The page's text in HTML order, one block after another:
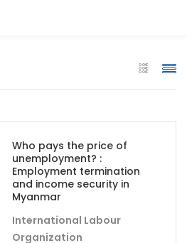
Who pays the price of
unemployment? :
Employment termination
and income security in
Myanmar
International Labour
Organization
Login